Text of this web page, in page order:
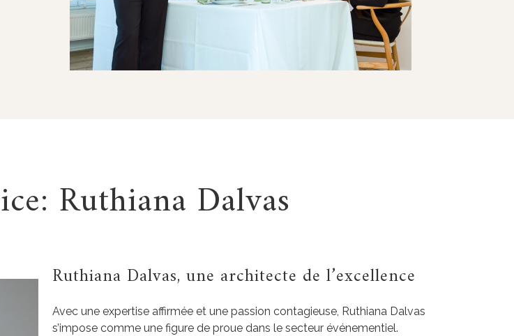
Ruthiana Dalvas
Ruthiana Dalvas, une architecte de l’excellence
Avec une expertise affirmée et une passion contagieuse, Ruthiana Dalvas
s’impose comme une figure de proue dans le secteur événementiel.